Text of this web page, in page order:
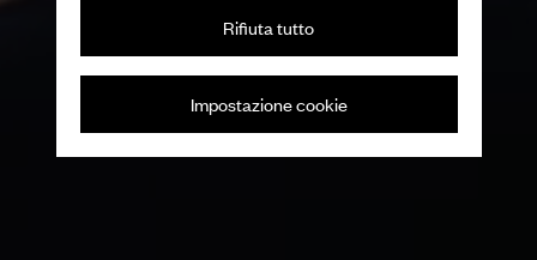
Rifiuta tutto
Impostazione cookie